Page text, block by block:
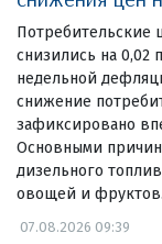
Потребительские
снизились на
недельной
снижение
зафиксировано
Основными
дизельного
овощей и
07.08.2026 09:39